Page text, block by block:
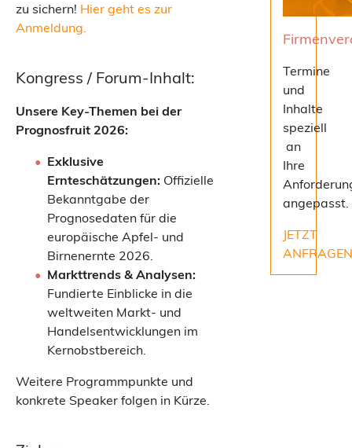
zu sichern! Hier geht es zur
Anmeldung.
Kongress / Forum-Inhalt:
Unsere Key-Themen bei der
Prognosfruit 2026:
Exklusive
Ernteschätzungen: Offizielle
Bekanntgabe der
Prognosedaten für die
europäische Apfel- und
Birnenernte 2026.
Markttrends & Analysen:
Fundierte Einblicke in die
weltweiten Markt- und
Handelsentwicklungen im
Kernobstbereich.
Weitere Programmpunkte und
konkrete Speaker folgen in Kürze.
Termine
und
Inhalte
speziell
an
Ihre
angepasst.
JETZT
ANFRAGEN